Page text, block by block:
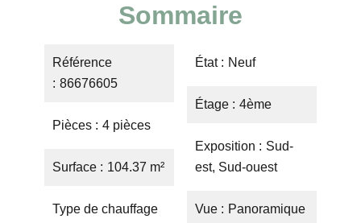
Sommaire
Référence
86676605
Pièces 4 pièces
Surface 104.37 m²
Type de chauffage
État Neuf
Étage 4ème
Exposition
Sud-
est, Sud-ouest
Vue Panoramique